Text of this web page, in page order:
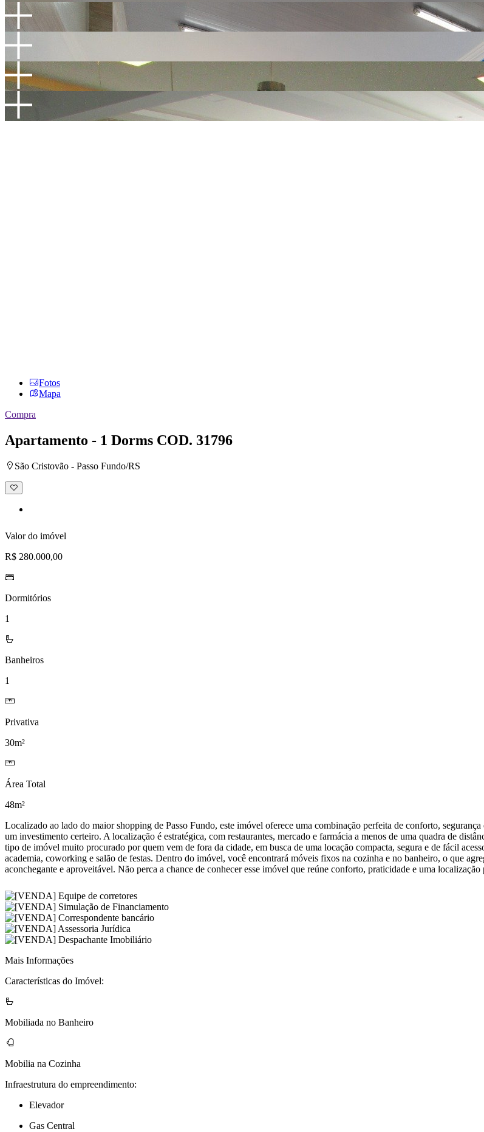
Fotos
Mapa
Compra
Apartamento - 1 Dorms COD. 31796
São Cristovão - Passo Fundo/RS
Adicionar
à
Valor do imóvel
R$ 280.000,00
Dormitórios
1
Banheiros
1
Privativa
30m²
Área Total
48m²
Localizado ao lado do maior shopping de Passo Fundo, este imóvel oferece uma combinação perfeita de conforto,
um investimento certeiro. A localização é estratégica, com restaurantes, mercado e farmácia a menos de uma quadra de
tipo de imóvel muito procurado por quem vem de fora da cidade, em busca de uma locação compacta, segura e de fácil
academia, coworking e salão de festas. Dentro do imóvel, você encontrará móveis fixos na cozinha e no banheiro, o que
aconchegante e aproveitável. Não perca a chance de conhecer esse imóvel que reúne conforto, praticidade e uma
Mais Informações
Características do Imóvel:
Mobiliada no Banheiro
Mobilia na Cozinha
Infraestrutura do empreendimento:
Elevador
Gas Central